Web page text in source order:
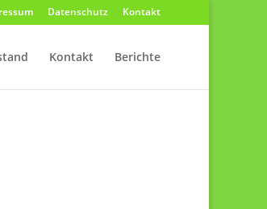
Datenschutz Kontakt
Kontakt Berichte